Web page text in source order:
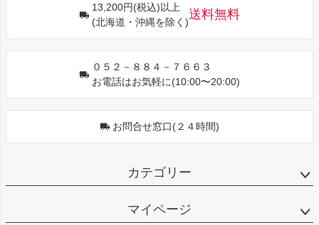
13,200円(税込)以上
(北海道・沖縄を除く)
送料無料
０５２－８８４－７６６３
お電話はお気軽に(10:00〜20:00)
お問合せ窓口(２４時間)
カテゴリー
マイページ